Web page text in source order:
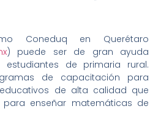
Coneduq en Querétaro
) puede ser de gran ayuda
de primaria rural.
de capacitación para
de alta calidad que
para enseñar matemáticas de